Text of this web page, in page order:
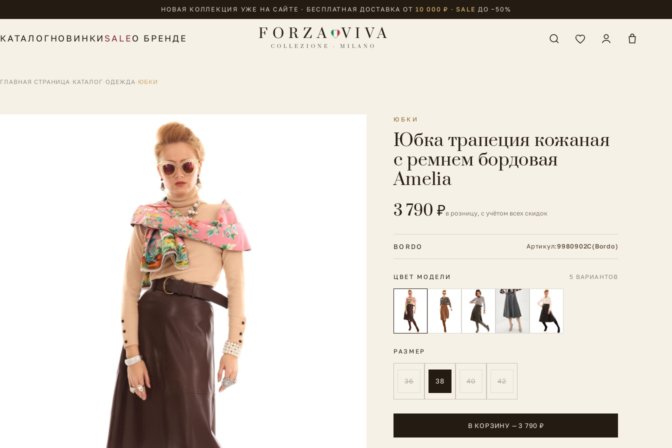
НОВАЯ КОЛЛЕКЦИЯ УЖЕ НА САЙТЕ · БЕСПЛАТНАЯ ДОСТАВКА ОТ10 000 ₽ · SALE ДО −50%
КАТАЛОГНОВИНКИ SALEО БРЕНДЕ FORZA VIVA
COLLEZIONE · MILANO
ГЛАВНАЯ СТРАНИЦА· КАТАЛОГ·ОДЕЖДА· ЮБКИ
ЮБКИ
Юбка трапеция кожаная
с ремнем бордовая
Amelia
3 790 ₽в розницу, с учётом всех скидок
BORDO Артикул:9980902C(Bordo)
ЦВЕТ МОДЕЛИ 5 ВАРИАНТОВ
РАЗМЕР
36 38 40 42
В КОРЗИНУ — 3 790 ₽